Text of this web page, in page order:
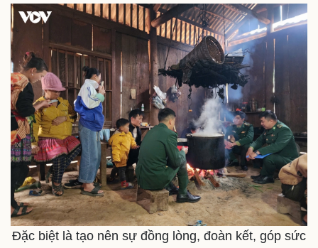
Pháp luật
Vụ án
Tin nóng
Tư vấn luật
Quân sự - Quốc phòng
Vũ khí
Việt Nam
Phân tích
Đặc biệt là tạo nên sự đồng lòng, đoàn kết, góp sức